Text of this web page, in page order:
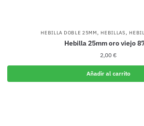
HEBILLA DOBLE 25MM, HEBILLAS,
Hebilla 25mm oro viejo
2,00 €
Añadir al carrito